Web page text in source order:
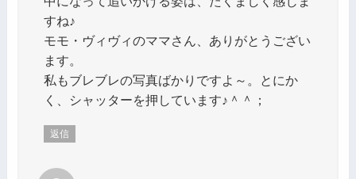
すね♪
モモ・ヴィヴィのママさん、ありがとうござい
ます。
私もブレブレの写真ばかりですよ～。とにか
く、シャッターを押しています♪＾＾；
返信